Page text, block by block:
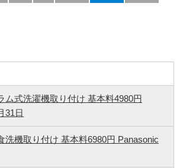
ム式洗濯機取り付け 基本料4980円
31日
洗機取り付け 基本料6980円 Panasonic